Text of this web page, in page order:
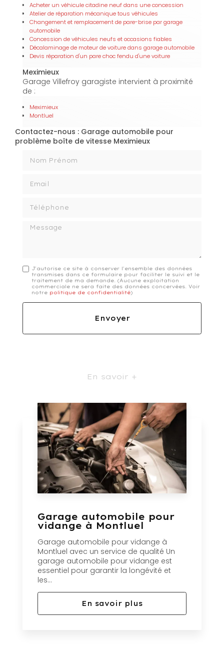
Acheter un véhicule citadine neuf dans une concession
Atelier de réparation mécanique tous véhicules
Changement et remplacement de pare-brise par garage
automobile
Concession de véhicules neufs et occasions fiables
Décalaminage de moteur de voiture dans garage automobile
Devis réparation d'un pare choc fendu d'une voiture
Meximieux
Garage Villefroy garagiste intervient à proximité
de :
Meximieux
Montluel
Contactez-nous : Garage automobile pour
problème boîte de vitesse Meximieux
Message
J'autorise ce site à conserver l'ensemble des données
transmises dans ce formulaire pour faciliter le suivi et le
traitement de ma demande.(Aucune exploitation
commerciale ne sera faite des données concervées. Voir
notre politique de confidentialité)
En savoir +
Garage automobile pour
vidange à Montluel
Garage automobile pour vidange à
Montluel avec un service de qualité Un
garage automobile pour vidange est
essentiel pour garantir la longévité et
les...
En savoir plus